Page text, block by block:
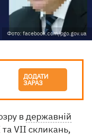
Фото: facebook.com/pgo.gov.ua
ДОДАТИ
ЗАРАЗ
вдержавній
VII скликань,